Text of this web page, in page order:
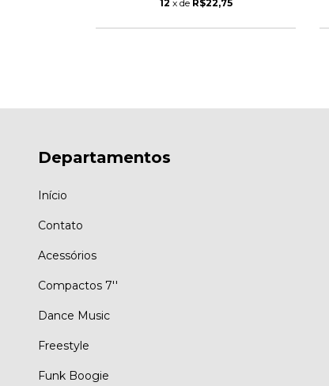
12 x de R$22,75
Departamentos
Início
Contato
Acessórios
Compactos 7''
Dance Music
Freestyle
Funk Boogie